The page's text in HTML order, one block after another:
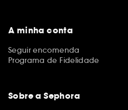
A minha conta
Seguir encomenda
Programa de Fidelidade
Sobre a Sephora